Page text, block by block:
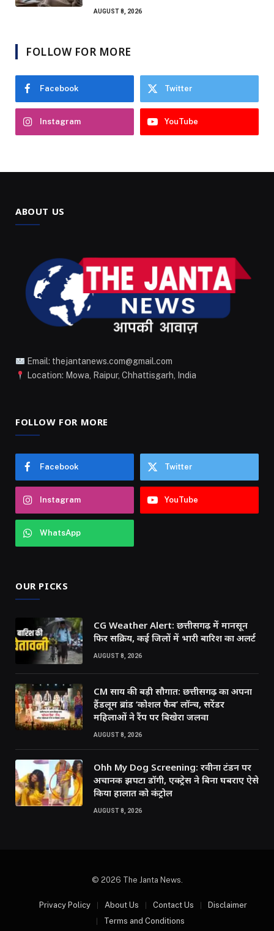
AUGUST 8, 2026
FOLLOW FOR MORE
Facebook Twitter
Instagram YouTube
ABOUT US
Email: thejantanews.com@gmail.com
Location: Mowa, Raipur, Chhattisgarh, India
FOLLOW FOR MORE
Facebook Twitter
Instagram YouTube
WhatsApp
OUR PICKS
CG Weather Alert: छत्तीसगढ़ में मानसून
फिर सक्रिय, कई जिलों में भारी बारिश का अलर्ट
AUGUST 8, 2026
CM साय की बड़ी सौगात: छत्तीसगढ़ का अपना
हैंडलूम ब्रांड ‘कोशल फैब’ लॉन्च, सरेंडर
महिलाओं ने रैंप पर बिखेरा जलवा
AUGUST 8, 2026
Ohh My Dog Screening: रवीना टंडन पर
अचानक झपटा डॉगी, एक्ट्रेस ने बिना घबराए ऐसे
किया हालात को कंट्रोल
AUGUST 8, 2026
© 2026 The Janta News.
Privacy Policy About Us Contact Us
Disclaimer
Terms and Conditions